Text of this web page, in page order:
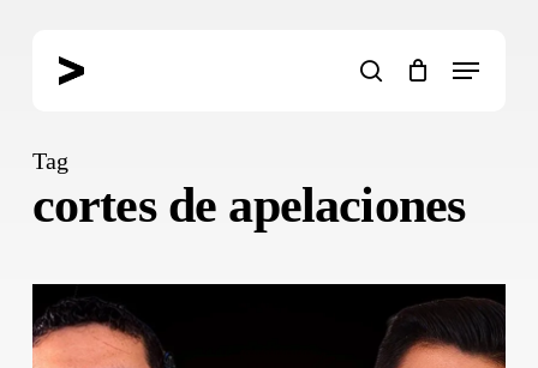
search
Menu
Tag
cortes de apelaciones